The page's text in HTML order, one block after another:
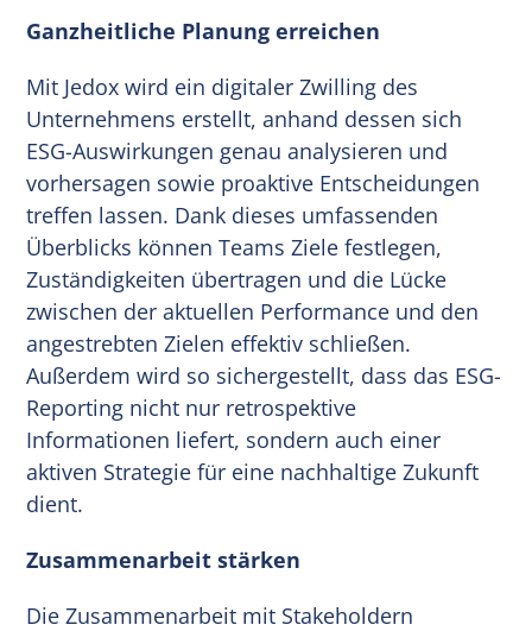
Ganzheitliche Planung erreichen
Mit Jedox wird ein digitaler Zwilling des
Unternehmens erstellt, anhand dessen sich
ESG-Auswirkungen genau analysieren und
vorhersagen sowie proaktive Entscheidungen
treffen lassen. Dank dieses umfassenden
Überblicks können Teams Ziele festlegen,
Zuständigkeiten übertragen und die Lücke
zwischen der aktuellen Performance und den
angestrebten Zielen effektiv schließen.
Außerdem wird so sichergestellt, dass das ESG-
Reporting nicht nur retrospektive
Informationen liefert, sondern auch einer
aktiven Strategie für eine nachhaltige Zukunft
dient.
Zusammenarbeit stärken
Die Zusammenarbeit mit Stakeholdern